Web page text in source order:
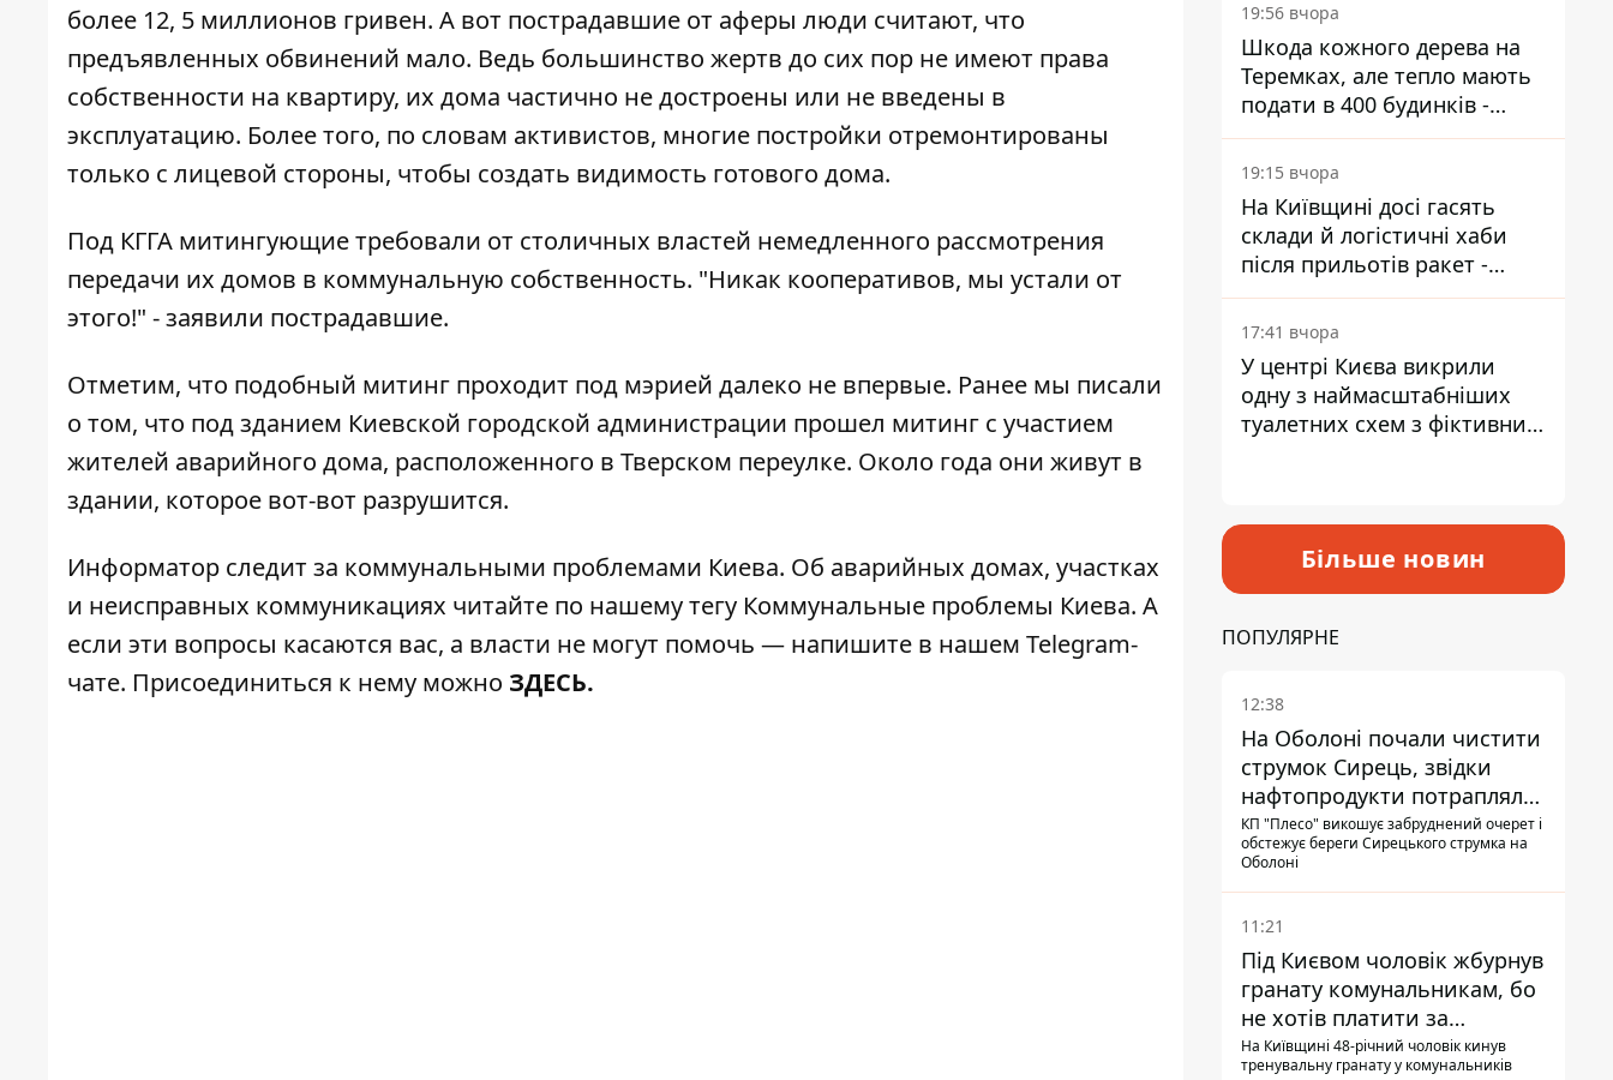
более 12, 5 миллионов гривен. А вот пострадавшие от аферы люди считают, что
предъявленных обвинений мало. Ведь большинство жертв до сих пор не имеют права
собственности на квартиру, их дома частично не достроены или не введены в
эксплуатацию. Более того, по словам активистов, многие постройки отремонтированы
только с лицевой стороны, чтобы создать видимость готового дома.
Под КГГА митингующие требовали от столичных властей немедленного рассмотрения
передачи их домов в коммунальную собственность. "Никак кооперативов, мы устали от
этого!" - заявили пострадавшие.
Отметим, что подобный митинг проходит под мэрией далеко не впервые. Ранее мы писали
о том, что под зданием Киевской городской администрации прошел митинг с участием
жителей аварийного дома, расположенного в Тверском переулке. Около года они живут в
здании, которое вот-вот разрушится.
Информатор следит за коммунальными проблемами Киева. Об аварийных домах, участках
и неисправных коммуникациях читайте по нашему тегу Коммунальные проблемы Киева. А
если эти вопросы касаются вас, а власти не могут помочь — напишите в нашем Telegram-
чате. Присоединиться к нему можно ЗДЕСЬ.
19:56 вчора
Шкода кожного дерева на
Теремках, але тепло мають
подати в 400 будинків -
депутатка Київради
19:15 вчора
На Київщині досі гасять
склади й логістичні хаби
після прильотів ракет -
ДСНС
17:41 вчора
У центрі Києва викрили
одну з наймасштабніших
туалетних схем з фіктивним
Більше новин
ПОПУЛЯРНЕ
12:38
На Оболоні почали чистити
струмок Сирець, звідки
нафтопродукти потрапляли
до озер
КП "Плесо" викошує забруднений очерет і
обстежує береги Сирецького струмка на
Оболоні
11:21
Під Києвом чоловік жбурнув
гранату комунальникам, бо
не хотів платити за
квитанціями
На Київщині 48-річний чоловік кинув
тренувальну гранату у комунальників